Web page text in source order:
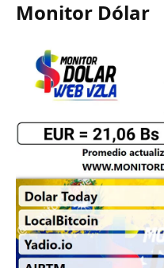
Monitor Dólar